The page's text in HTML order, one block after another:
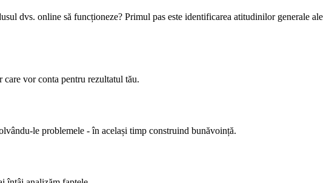
dvs. online să funcționeze? Primul pas este identificarea atitudinilor generale ale
vor conta pentru rezultatul tău.
le problemele - în același timp construind bunăvoință.